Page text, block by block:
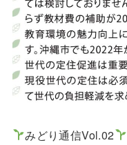
みどり通信Vol.02